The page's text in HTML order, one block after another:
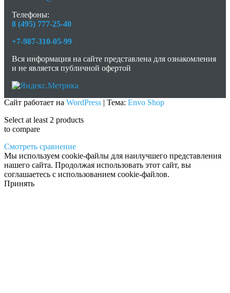
Телефоны:
8 (495) 777-25-40
+7-987-310-05-99
Вся информация на сайте представлена для ознакомления
и не является публичной офертой
Сайт работает на WordPress | Тема: Envo Shop
Select at least 2 products
to compare
Смотреть сравнение
Мы используем cookie-файлы для наилучшего представления
нашего сайта. Продолжая использовать этот сайт, вы
соглашаетесь с использованием cookie-файлов.
Принять